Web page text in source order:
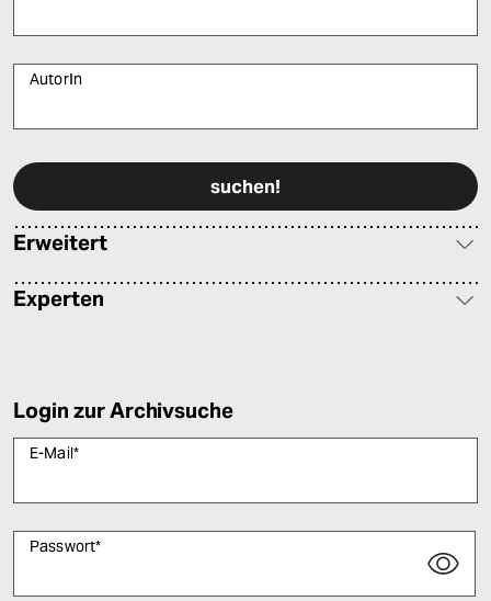
AutorIn
Erweitert
Experten
Login zur Archivsuche
E-Mail*
Passwort*